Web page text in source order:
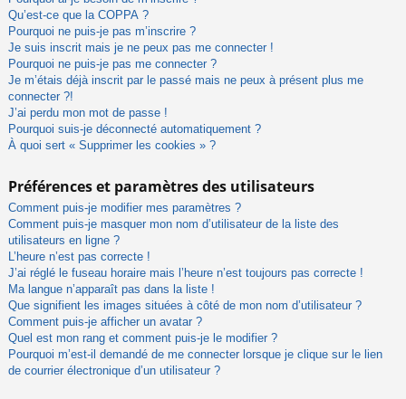
Qu’est-ce que la COPPA ?
Pourquoi ne puis-je pas m’inscrire ?
Je suis inscrit mais je ne peux pas me connecter !
Pourquoi ne puis-je pas me connecter ?
Je m’étais déjà inscrit par le passé mais ne peux à présent plus me
connecter ?!
J’ai perdu mon mot de passe !
Pourquoi suis-je déconnecté automatiquement ?
À quoi sert « Supprimer les cookies » ?
Préférences et paramètres des utilisateurs
Comment puis-je modifier mes paramètres ?
Comment puis-je masquer mon nom d’utilisateur de la liste des
utilisateurs en ligne ?
L’heure n’est pas correcte !
J’ai réglé le fuseau horaire mais l’heure n’est toujours pas correcte !
Ma langue n’apparaît pas dans la liste !
Que signifient les images situées à côté de mon nom d’utilisateur ?
Comment puis-je afficher un avatar ?
Quel est mon rang et comment puis-je le modifier ?
Pourquoi m’est-il demandé de me connecter lorsque je clique sur le lien
de courrier électronique d’un utilisateur ?